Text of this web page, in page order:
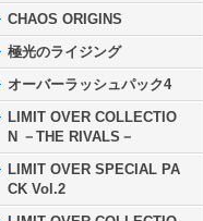
CHAOS ORIGINS
極光のライジング
オーバーラッシュパック4
LIMIT OVER COLLECTIO
N －THE RIVALS－
LIMIT OVER SPECIAL PA
CK Vol.2